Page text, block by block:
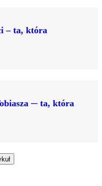
– ta, która
─ ta, która